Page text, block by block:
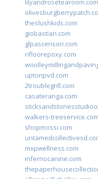
lilyandrosetearoom.com
theslushkids.com
giobastian.com
glpascensori.com
rifloorepoxy.com
uptonpvd.com
2troublegrill.com
casateranga.com
walkers-treeservice.com
shopmossi.com
mxpwellness.com
infernocanine.com